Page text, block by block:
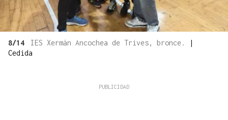
8/14 IES Xermán Ancochea de Trives, bronce.
Cedida